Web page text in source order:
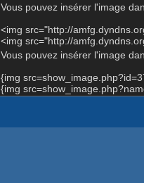
Vous pouvez insérer l'image
<img src="http://
<img src="http://
Vous pouvez insérer l'image
{img
{img